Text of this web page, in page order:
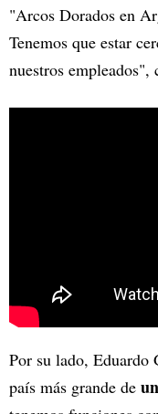
"Arcos Dorados en
Tenemos que estar
nuestros empleados",
Por su lado, Eduardo
país más grande de